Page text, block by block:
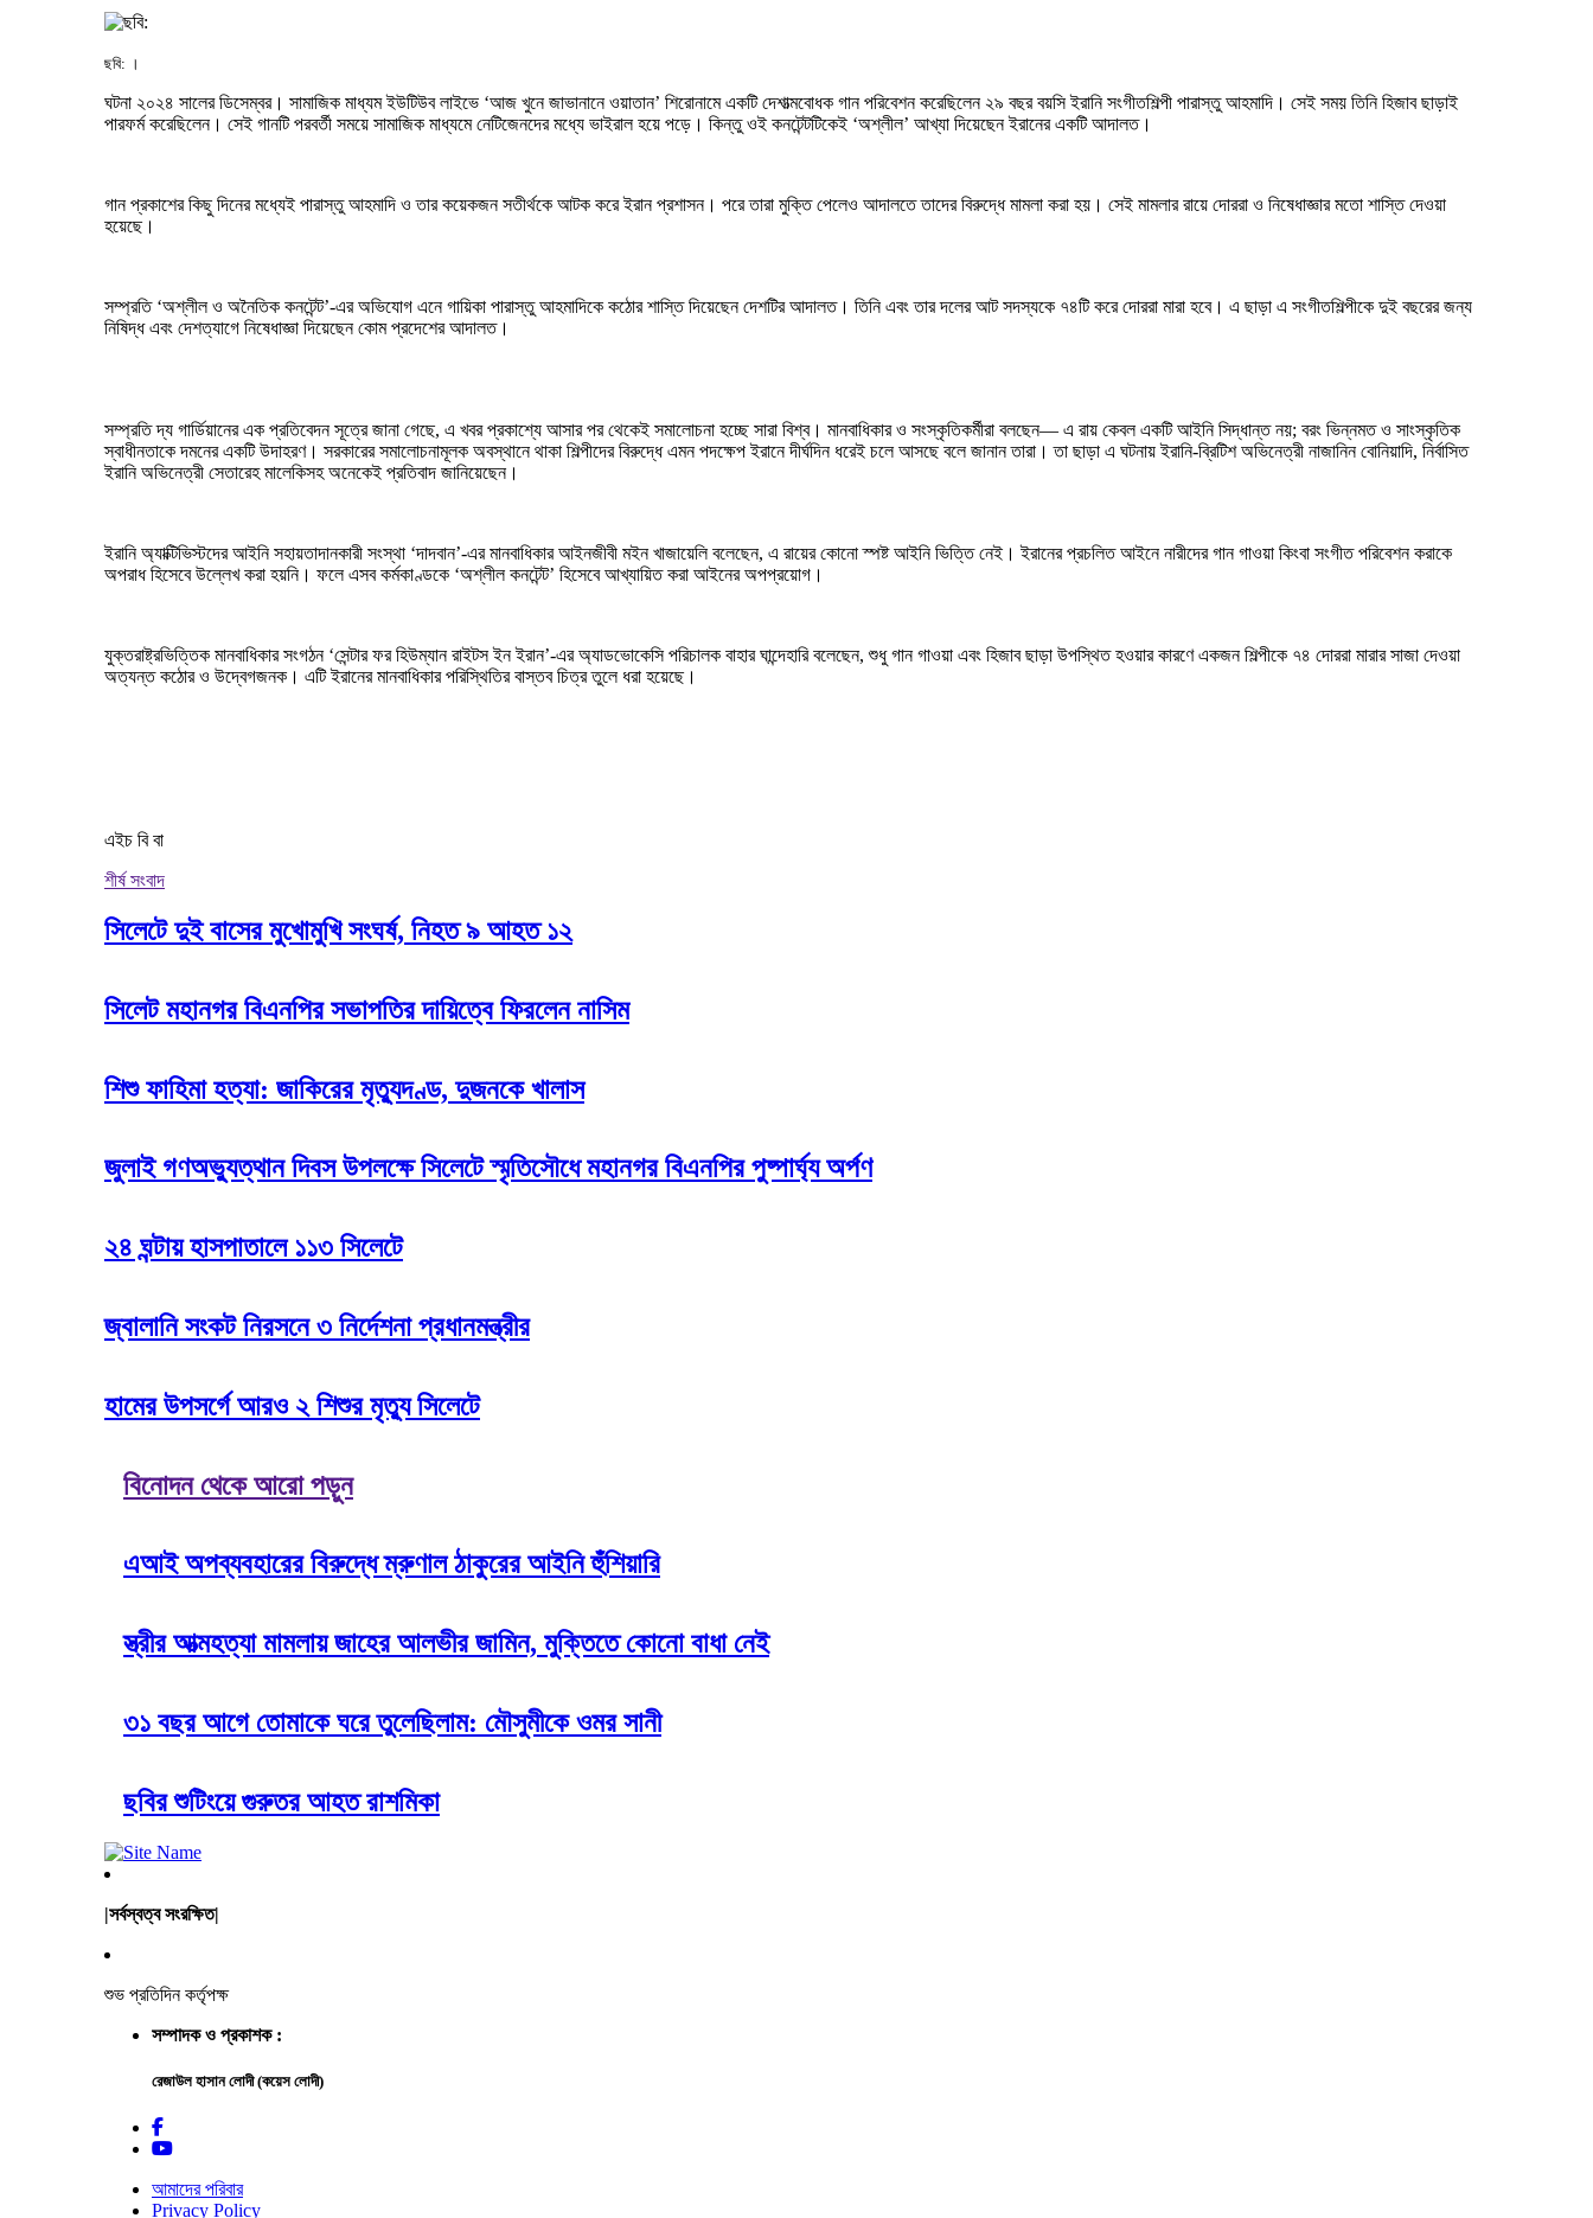
ছবি: ।
ঘটনা ২০২৪ সালের ডিসেম্বর। সামাজিক মাধ্যম ইউটিউব লাইভে ‘আজ খুনে জাভানানে ওয়াতান’ শিরোনামে একটি দেশাত্মবোধক গান পরিবেশন করেছিলেন ২৯ বছর বয়সি ইরানি সংগীতশিল্পী পারাস্তু আহমাদি। সেই সময় তিনি হিজাব ছাড়াই
পারফর্ম করেছিলেন। সেই গানটি পরবর্তী সময়ে সামাজিক মাধ্যমে নেটিজেনদের মধ্যে ভাইরাল হয়ে পড়ে। কিন্তু ওই কনটেন্টটিকেই ‘অশ্লীল’ আখ্যা দিয়েছেন ইরানের একটি আদালত।
গান প্রকাশের কিছু দিনের মধ্যেই পারাস্তু আহমাদি ও তার কয়েকজন সতীর্থকে আটক করে ইরান প্রশাসন। পরে তারা মুক্তি পেলেও আদালতে তাদের বিরুদ্ধে মামলা করা হয়। সেই মামলার রায়ে দোররা ও নিষেধাজ্ঞার মতো শাস্তি দেওয়া
হয়েছে।
সম্প্রতি ‘অশ্লীল ও অনৈতিক কনটেন্ট’-এর অভিযোগ এনে গায়িকা পারাস্তু আহমাদিকে কঠোর শাস্তি দিয়েছেন দেশটির আদালত। তিনি এবং তার দলের আট সদস্যকে ৭৪টি করে দোররা মারা হবে। এ ছাড়া এ সংগীতশিল্পীকে দুই বছরের জন্য
নিষিদ্ধ এবং দেশত্যাগে নিষেধাজ্ঞা দিয়েছেন কোম প্রদেশের আদালত।
সম্প্রতি দ্য গার্ডিয়ানের এক প্রতিবেদন সূত্রে জানা গেছে, এ খবর প্রকাশ্যে আসার পর থেকেই সমালোচনা হচ্ছে সারা বিশ্ব। মানবাধিকার ও সংস্কৃতিকর্মীরা বলছেন— এ রায় কেবল একটি আইনি সিদ্ধান্ত নয়; বরং ভিন্নমত ও সাংস্কৃতিক
স্বাধীনতাকে দমনের একটি উদাহরণ। সরকারের সমালোচনামূলক অবস্থানে থাকা শিল্পীদের বিরুদ্ধে এমন পদক্ষেপ ইরানে দীর্ঘদিন ধরেই চলে আসছে বলে জানান তারা। তা ছাড়া এ ঘটনায় ইরানি-ব্রিটিশ অভিনেত্রী নাজানিন বোনিয়াদি, নির্বাসিত
ইরানি অভিনেত্রী সেতারেহ মালেকিসহ অনেকেই প্রতিবাদ জানিয়েছেন।
ইরানি অ্যাক্টিভিস্টদের আইনি সহায়তাদানকারী সংস্থা ‘দাদবান’-এর মানবাধিকার আইনজীবী মইন খাজায়েলি বলেছেন, এ রায়ের কোনো স্পষ্ট আইনি ভিত্তি নেই। ইরানের প্রচলিত আইনে নারীদের গান গাওয়া কিংবা সংগীত পরিবেশন করাকে
অপরাধ হিসেবে উল্লেখ করা হয়নি। ফলে এসব কর্মকাণ্ডকে ‘অশ্লীল কনটেন্ট’ হিসেবে আখ্যায়িত করা আইনের অপপ্রয়োগ।
যুক্তরাষ্ট্রভিত্তিক মানবাধিকার সংগঠন ‘সেন্টার ফর হিউম্যান রাইটস ইন ইরান’-এর অ্যাডভোকেসি পরিচালক বাহার ঘান্দেহারি বলেছেন, শুধু গান গাওয়া এবং হিজাব ছাড়া উপস্থিত হওয়ার কারণে একজন শিল্পীকে ৭৪ দোররা মারার সাজা দেওয়া
অত্যন্ত কঠোর ও উদ্বেগজনক। এটি ইরানের মানবাধিকার পরিস্থিতির বাস্তব চিত্র তুলে ধরা হয়েছে।
এইচ বি বা
শীর্ষ সংবাদ
সিলেটে দুই বাসের মুখোমুখি সংঘর্ষ, নিহত ৯ আহত ১২
সিলেট মহানগর বিএনপির সভাপতির দায়িত্বে ফিরলেন নাসিম
শিশু ফাহিমা হত্যা: জাকিরের মৃত্যুদণ্ড, দুজনকে খালাস
জুলাই গণঅভ্যুত্থান দিবস উপলক্ষে সিলেটে স্মৃতিসৌধে মহানগর বিএনপির পুষ্পার্ঘ্য অর্পণ
২৪ ঘন্টায় হাসপাতালে ১১৩ সিলেটে
জ্বালানি সংকট নিরসনে ৩ নির্দেশনা প্রধানমন্ত্রীর
হামের উপসর্গে আরও ২ শিশুর মৃত্যু সিলেটে
বিনোদন থেকে আরো পড়ুন
এআই অপব্যবহারের বিরুদ্ধে ম্রুণাল ঠাকুরের আইনি হুঁশিয়ারি
স্ত্রীর আত্মহত্যা মামলায় জাহের আলভীর জামিন, মুক্তিতে কোনো বাধা নেই
৩১ বছর আগে তোমাকে ঘরে তুলেছিলাম: মৌসুমীকে ওমর সানী
ছবির শুটিংয়ে গুরুতর আহত রাশমিকা
|সর্বস্বত্ব সংরক্ষিত|
শুভ প্রতিদিন কর্তৃপক্ষ
সম্পাদক ও প্রকাশক :
রেজাউল হাসান লোদী (কয়েস লোদী)
আমাদের পরিবার
Privacy Policy